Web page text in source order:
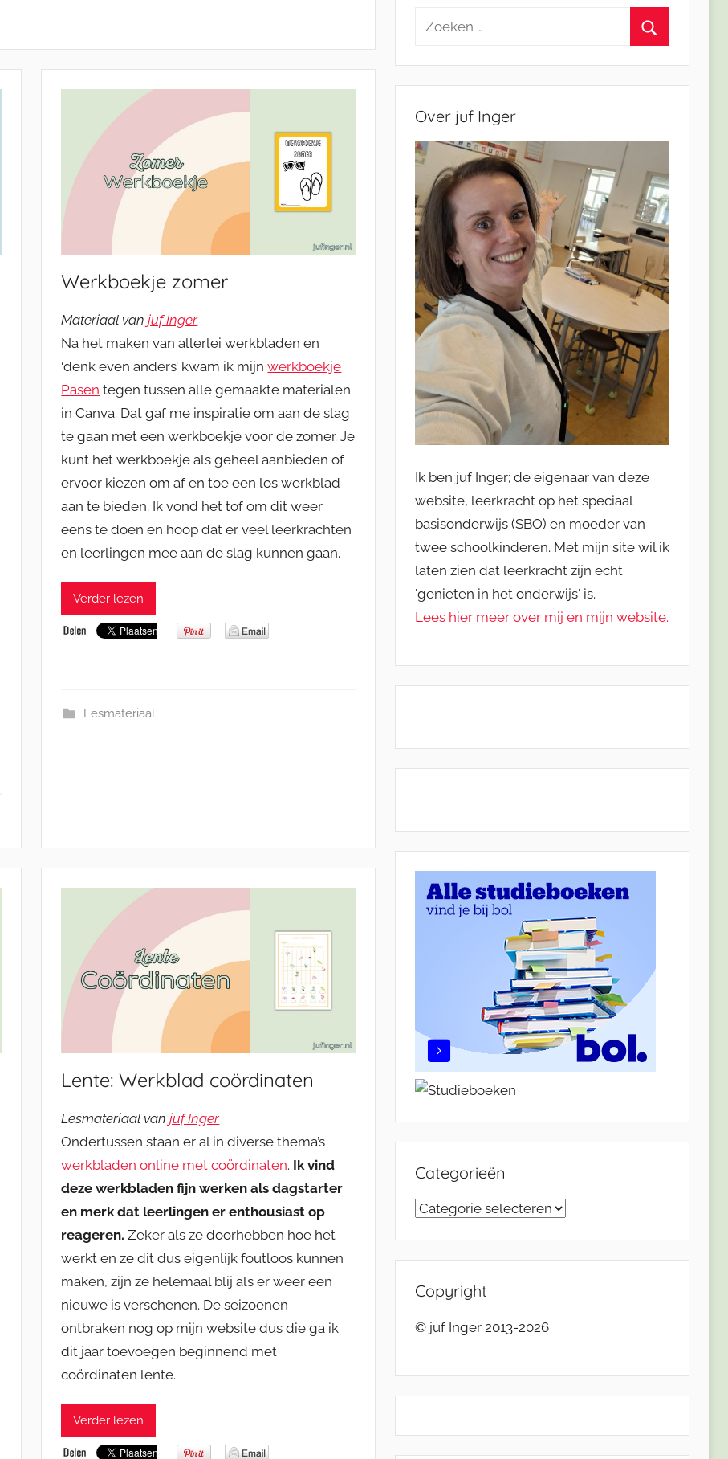
Werkboekje zomer
Materiaal vanjuf Inger
Na het maken van allerlei werkbladen en
‘denk even anders’ kwam ik mijnwerkboekje
Pasen tegen tussen alle gemaakte materialen
in Canva. Dat gaf me inspiratie om aan de slag
te gaan met een werkboekje voor de zomer. Je
kunt het werkboekje als geheel aanbieden of
ervoor kiezen om af en toe een los werkblad
aan te bieden. Ik vond het tof om dit weer
eens te doen en hoop dat er veel leerkrachten
en leerlingen mee aan de slag kunnen gaan.
Verder lezen
Lesmateriaal
Lente: Werkblad coördinaten
Lesmateriaal vanjuf Inger
Ondertussen staan er al in diverse thema’s
werkbladen online met coördinaten. Ik vind
deze werkbladen fijn werken als dagstarter
en merk dat leerlingen er enthousiast op
reageren.Zeker als ze doorhebben hoe het
werkt en ze dit dus eigenlijk foutloos kunnen
maken, zijn ze helemaal blij als er weer een
nieuwe is verschenen. De seizoenen
ontbraken nog op mijn website dus die ga ik
dit jaar toevoegen beginnend met
coördinaten lente.
Verder lezen
Zoeken
Over juf Inger
Ik ben juf Inger; de eigenaar van deze
website, leerkracht op het speciaal
basisonderwijs (SBO) en moeder van
twee schoolkinderen. Met mijn site wil ik
laten zien dat leerkracht zijn echt
'genieten in het onderwijs' is.
Lees hier meer over mij en mijn website.
Categorieën
Categorieën
Copyright
© juf Inger 2013-2026